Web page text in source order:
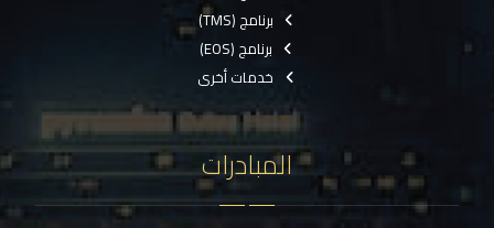
برنامج (TMS)
برنامج (EOS)
خدمات أخرى
المبادرات